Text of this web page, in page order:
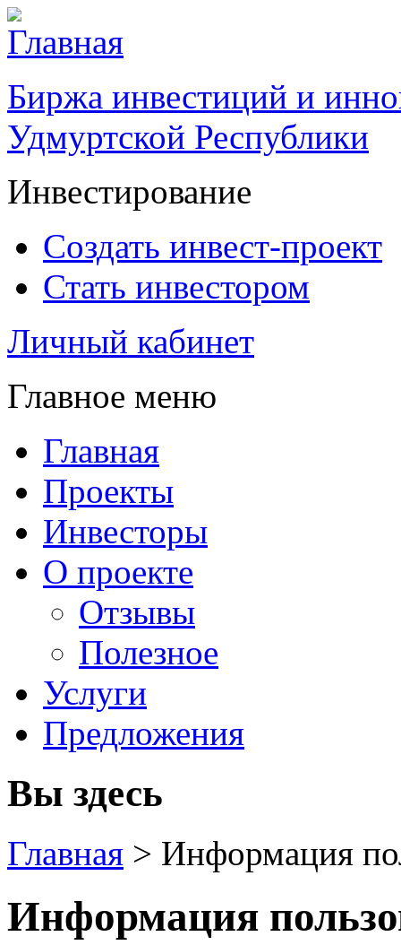
Биржа инвестиций и
Удмуртской Республики
Инвестирование
Создать инвест-проект
Стать инвестором
Личный кабинет
Главное меню
Главная
Проекты
Инвесторы
О проекте
Отзывы
Полезное
Услуги
Предложения
Вы здесь
Главная > Информация
Информация